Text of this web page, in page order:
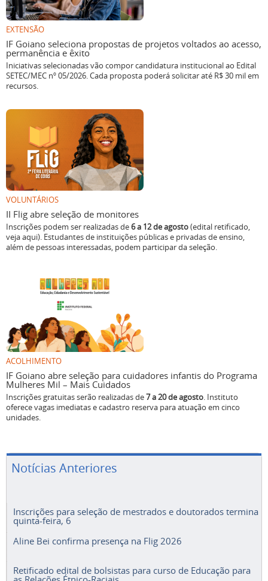
EXTENSÃO
IF Goiano seleciona propostas de projetos voltados ao acesso,
permanência e êxito
Iniciativas selecionadas vão compor candidatura institucional ao Edital
SETEC/MEC nº 05/2026. Cada proposta poderá solicitar até R$ 30 mil em
recursos.
VOLUNTÁRIOS
II Flig abre seleção de monitores
Inscrições podem ser realizadas de6 a 12 de agosto(edital retificado,
veja aqui). Estudantes de instituições públicas e privadas de ensino,
além de pessoas interessadas, podem participar da seleção.
ACOLHIMENTO
IF Goiano abre seleção para cuidadores infantis do Programa
Mulheres Mil – Mais Cuidados
Inscrições gratuitas serão realizadas de7 a 20 de agosto. Instituto
oferece vagas imediatas e cadastro reserva para atuação em cinco
unidades.
Notícias Anteriores
Inscrições para seleção de mestrados e doutorados termina
quinta-feira, 6
Aline Bei confirma presença na Flig 2026
Retificado edital de bolsistas para curso de Educação para